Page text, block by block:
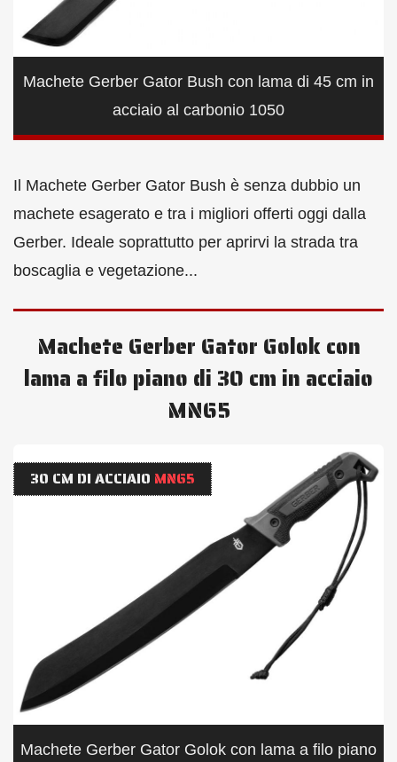
Machete Gerber Gator Bush con lama di 45 cm in
acciaio al carbonio 1050
Il Machete Gerber Gator Bush è senza dubbio un
machete esagerato e tra i migliori offerti oggi dalla
Gerber. Ideale soprattutto per aprirvi la strada tra
boscaglia e vegetazione...
Machete Gerber Gator Golok con
lama a filo piano di 30 cm in acciaio
MN65
30 CM DI ACCIAIO MN65
Machete Gerber Gator Golok con lama a filo piano